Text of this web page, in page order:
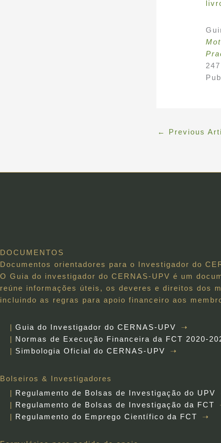
← Previous
DOCUMENTOS
Documentos orientadores para o Investigador do
O Guia do investigador do CERNAS-UPV é um
reúne informações úteis, os deveres e direitos dos
incluindo as regras para apoio financeiro aos
Guia do Investigador do CERNAS-UPV
Normas de Execução Financeira da FCT 2020-
Simbologia Oficial do CERNAS-UPV
Bolseiros & Investigadores
Regulamento de Bolsas de Investigação do UPV
Regulamento de Bolsas de Investigação da FCT
Regulamento do Emprego Científico da FCT